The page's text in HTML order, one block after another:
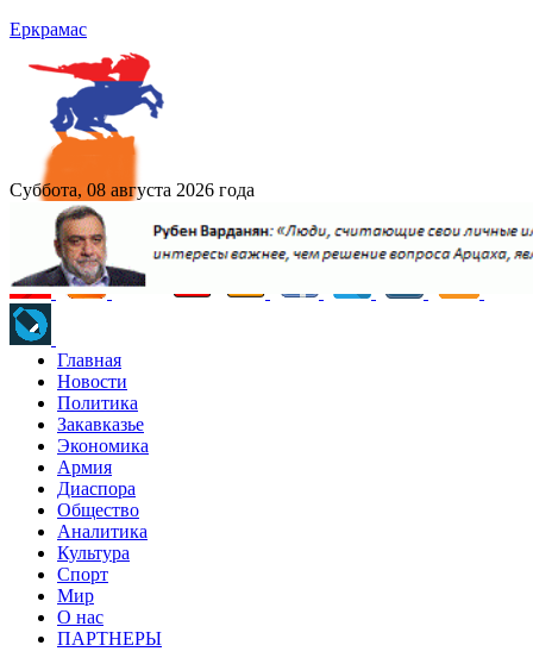
Еркрамас
Суббота, 08 августа 2026 года
Главная
Новости
Политика
Закавказье
Экономика
Армия
Диаспора
Общество
Аналитика
Культура
Спорт
Мир
О нас
ПАРТНЕРЫ